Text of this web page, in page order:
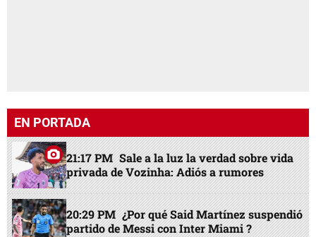
EN PORTADA
21:17 PM Sale a la luz la verdad sobre vida
privada de Vozinha: Adiós a rumores
20:29 PM ¿Por qué Said Martínez suspendió
partido de Messi con Inter Miami ?